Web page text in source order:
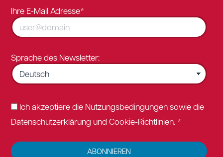
Ihre E-Mail Adresse*
Sprache des Newsletter:
Ich akzeptiere die Nutzungsbedingungen sowie die
Datenschutzerklärung und Cookie-Richtlinien. *
ABONNIEREN